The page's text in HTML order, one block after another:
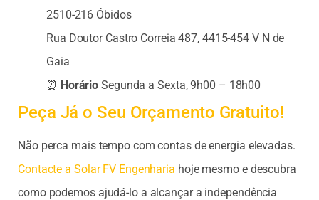
2510-216 Óbidos
Rua Doutor Castro Correia 487, 4415-454 V N de
Gaia
⏰ Horário Segunda a Sexta, 9h00 – 18h00
Peça Já o Seu Orçamento Gratuito!
Não perca mais tempo com contas de energia elevadas.
Contacte a Solar FV Engenharia hoje mesmo e descubra
como podemos ajudá-lo a alcançar a independência